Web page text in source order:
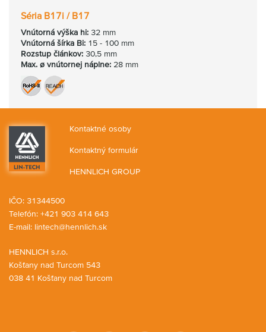
Séria B17i / B17
Vnútorná výška hi: 32 mm
Vnútorná šírka Bi: 15 - 100 mm
Rozstup článkov: 30,5 mm
Max. ø vnútornej náplne: 28 mm
Kontaktné osoby
Kontaktný formulár
HENNLICH GROUP
HENNLICH s.r.o.
Košťany nad Turcom 543
038 41 Košťany nad Turcom
IČO: 31344500
Telefón: +421 903 414 643
E-mail: lintech@hennlich.sk